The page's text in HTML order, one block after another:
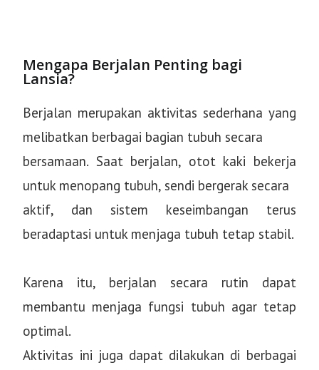
Mengapa Berjalan Penting bagi
Lansia?
Berjalan merupakan aktivitas sederhana yang
melibatkan berbagai bagian tubuh secara
bersamaan. Saat berjalan, otot kaki bekerja
untuk menopang tubuh, sendi bergerak secara
aktif, dan sistem keseimbangan terus
beradaptasi untuk menjaga tubuh tetap stabil.
Karena itu, berjalan secara rutin dapat
membantu menjaga fungsi tubuh agar tetap
optimal.
Aktivitas ini juga dapat dilakukan di berbagai